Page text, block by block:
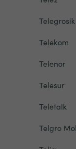
Telegrosik
Telekom
Telenor
Telesur
Teletalk
Telgro